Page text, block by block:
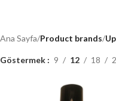
Ana Sayfa/Product brands/Up
Göstermek 9 12 18